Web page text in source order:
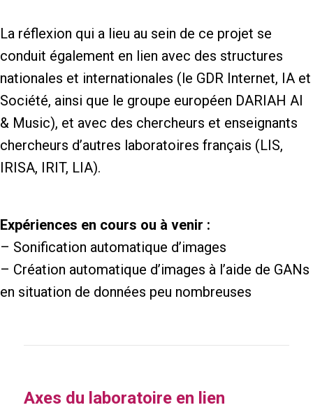
La réflexion qui a lieu au sein de ce projet se
conduit également en lien avec des structures
nationales et internationales (le GDR Internet, IA et
Société, ainsi que le groupe européen DARIAH AI
& Music), et avec des chercheurs et enseignants
chercheurs d’autres laboratoires français (LIS,
IRISA, IRIT, LIA).
Expériences en cours ou à venir :
– Sonification automatique d’images
– Création automatique d’images à l’aide de GANs
en situation de données peu nombreuses
Axes du laboratoire en lien